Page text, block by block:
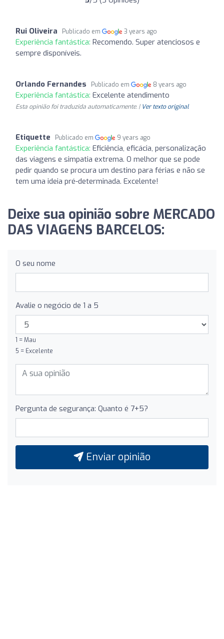
Rui Oliveira Publicado em 3 years ago
Experiência fantástica: Recomendo. Super atenciosos e
sempre disponíveis.
Orlando Fernandes Publicado em 8 years ago
Experiência fantástica: Excelente atendimento
Esta opinião foi traduzida automaticamente. | Ver texto original
Etiquette Publicado em 9 years ago
Experiência fantástica: Eficiência, eficácia, personalização
das viagens e simpatia extrema. O melhor que se pode
pedir quando se procura um destino para férias e não se
tem uma ideia pré-determinada. Excelente!
Deixe sua opinião sobre MERCADO
DAS VIAGENS BARCELOS:
O seu nome
Avalie o negócio de 1 a 5
1 = Mau
5 = Excelente
Pergunta de segurança: Quanto é 7+5?
Enviar opinião